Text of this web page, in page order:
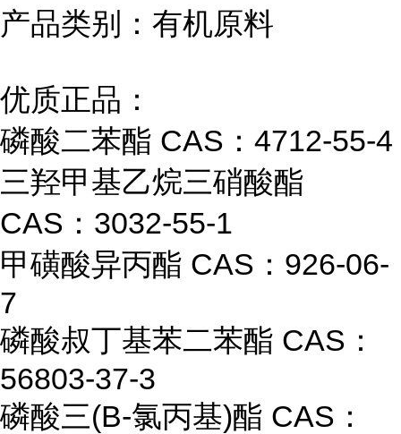
产品类别：有机原料
优质正品：
磷酸二苯酯 CAS：4712-55-4
三羟甲基乙烷三硝酸酯
CAS：3032-55-1
甲磺酸异丙酯 CAS：926-06-
7
磷酸叔丁基苯二苯酯 CAS：
56803-37-3
磷酸三(Β-氯丙基)酯 CAS：